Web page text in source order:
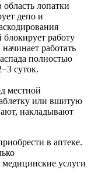
лопатки
депо и
работу
работать
полностью
суток.
местной
или вшитую
накладывают
в аптеке.
услуги